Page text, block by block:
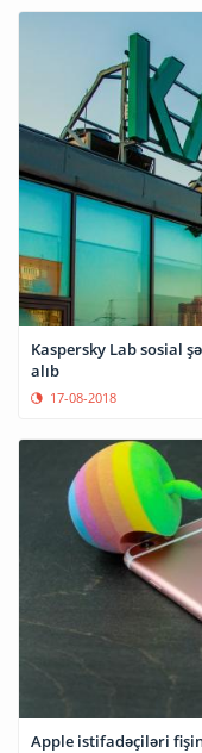
Kaspersky Lab sosial
alıb
17-08-2018
Apple istifadəçiləri